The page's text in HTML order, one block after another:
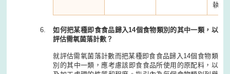
執法
如何把某種即食食品歸入14個食物類別的其中一類，以
評估需氧菌落計數？
就評估需氧菌落計數而把某種即食食品歸入14個食物類
別的其中一類，應考慮該即食食品所使用的原配料，以